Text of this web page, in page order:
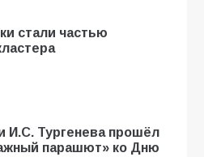
стали частью
И.С. Тургенева прошёл
парашют» ко Дню